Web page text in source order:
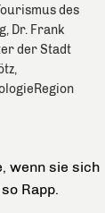
des
Dr. Frank
der Stadt
wenn sie sich
Rapp.